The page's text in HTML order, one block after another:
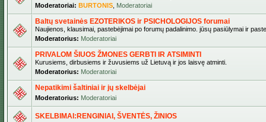
Moderatoriai: BURTONIS Moderatoriai
Baltų svetainės EZOTERIKOS ir PSICHOLOGIJOS forumai
Naujienos, klausimai, pastebėjimai po forumų padalinimo. jūsų pasiūlymai ir
Moderatorius: Moderatoriai
PRIVALOM ŠIUOS ŽMONES GERBTI IR ATSIMINTI
Kurusiems, dirbusiems ir žuvusiems už Lietuvą ir jos laisvę atminti.
Moderatorius: Moderatoriai
Nepatikimi šaltiniai ir jų skelbėjai
Moderatorius: Moderatoriai
SKELBIMAI:RENGINIAI, ŠVENTĖS, ŽINIOS